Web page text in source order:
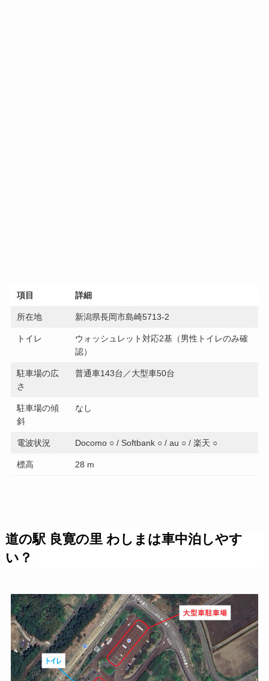
項目 詳細
所在地 新潟県長岡市島崎5713-2
トイレ
ウォッシュレット対応2基（男性トイレのみ確
認）
駐車場の広
さ
普通車143台／大型車50台
駐車場の傾
斜
なし
電波状況 Docomo ○ / Softbank ○ / au ○ / 楽天 ○
標高 28 m
道の駅 良寛の里 わしまは車中泊しやす
い？